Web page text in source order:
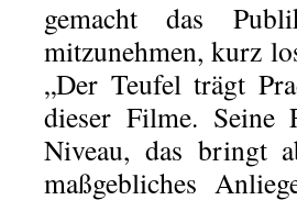
gemacht das
mitzunehmen, kurz
„Der Teufel trägt
dieser Filme. Seine
Niveau, das bringt
maßgebliches